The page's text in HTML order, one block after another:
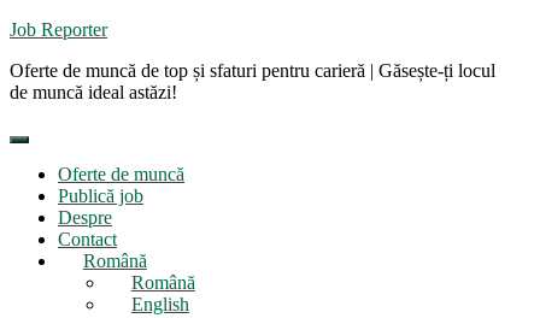
Skip
content
Job Reporter
Oferte de muncă de top și sfaturi pentru carieră | Găsește-ți locul
de muncă ideal astăzi!
Oferte de muncă
Publică job
Despre
Contact
Română
Română
English